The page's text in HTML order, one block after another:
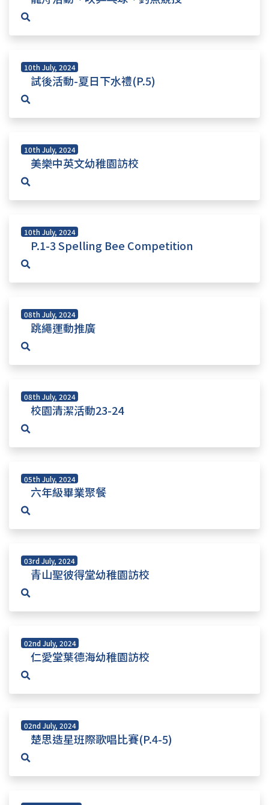
10th July, 2024
試後活動-夏日下水禮(P.5)
10th July, 2024
美樂中英文幼稚園訪校
10th July, 2024
P.1-3 Spelling Bee Competition
08th July, 2024
跳繩運動推廣
08th July, 2024
校園清潔活動23-24
05th July, 2024
六年級畢業聚餐
03rd July, 2024
青山聖彼得堂幼稚園訪校
02nd July, 2024
仁愛堂葉德海幼稚園訪校
02nd July, 2024
楚思造星班際歌唱比賽(P.4-5)